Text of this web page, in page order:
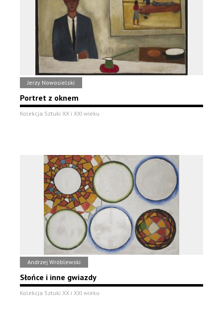
Jerzy Nowosielski
Portret z oknem
Kolekcja Sztuki XX i XXI wieku
Andrzej Wróblewski
Słońce i inne gwiazdy
Kolekcja Sztuki XX i XXI wieku